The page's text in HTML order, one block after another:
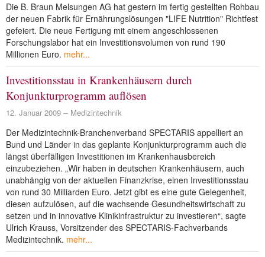
Die B. Braun Melsungen AG hat gestern im fertig gestellten Rohbau
der neuen Fabrik für Ernährungslösungen "LIFE Nutrition" Richtfest
gefeiert. Die neue Fertigung mit einem angeschlossenen
Forschungslabor hat ein Investitionsvolumen von rund 190
Millionen Euro. mehr...
Investitionsstau in Krankenhäusern durch
Konjunkturprogramm auflösen
12. Januar 2009 Medizintechnik
Der Medizintechnik-Branchenverband SPECTARIS appelliert an
Bund und Länder in das geplante Konjunkturprogramm auch die
längst überfälligen Investitionen im Krankenhausbereich
einzubeziehen. „Wir haben in deutschen Krankenhäusern, auch
unabhängig von der aktuellen Finanzkrise, einen Investitionsstau
von rund 30 Milliarden Euro. Jetzt gibt es eine gute Gelegenheit,
diesen aufzulösen, auf die wachsende Gesundheitswirtschaft zu
setzen und in innovative Klinikinfrastruktur zu investieren“, sagte
Ulrich Krauss, Vorsitzender des SPECTARIS-Fachverbands
Medizintechnik. mehr...